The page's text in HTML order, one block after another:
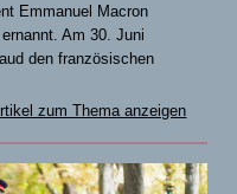
Emmanuel Macron
Am 30. Juni
den französischen
zum Thema anzeigen